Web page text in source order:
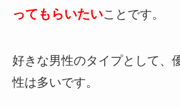
ってもらいたいことです。
好きな男性のタイプとして、
性は多いです。